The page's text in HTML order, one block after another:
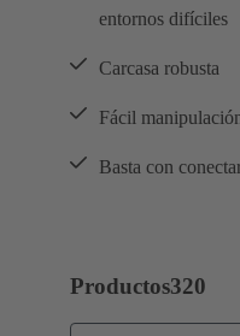
entornos difíciles
Carcasa robusta
Fácil
Basta con
Productos320